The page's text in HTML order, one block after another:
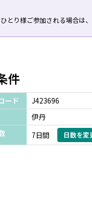
とり様ご参加される場合は、
件
ード
J423696
伊丹
7日間 日数を変